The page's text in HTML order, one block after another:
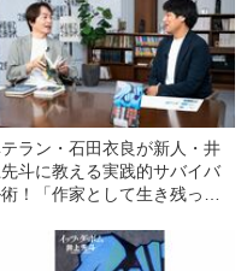
ラン・石田衣良が新人・井
先斗に教える実践的サバイバ
！「作家として生き残って